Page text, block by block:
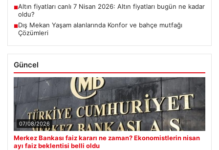
■Altın fiyatları canlı 7 Nisan 2026: Altın fiyatları bugün ne kadar
oldu?
■Dış Mekan Yaşam alanlarında Konfor ve bahçe mutfağı
Çözümleri
Güncel
07/08/2026
Merkez Bankası faiz kararı ne zaman? Ekonomistlerin nisan
ayı faiz beklentisi belli oldu